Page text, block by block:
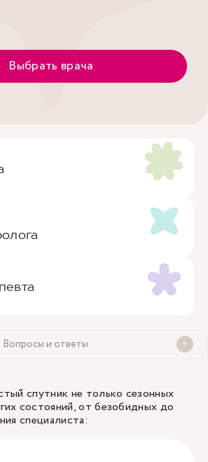
Выбрать врача
Вопросы и ответы
спутник не только сезонных
состояний, от безобидных до
специалиста: